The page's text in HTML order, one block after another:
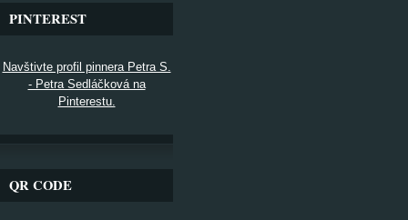
PINTEREST
Navštivte profil pinnera Petra S.
- Petra Sedláčková na
Pinterestu.
QR CODE